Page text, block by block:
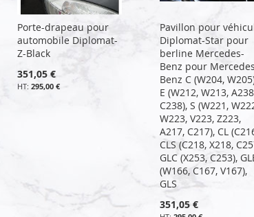
Porte-drapeau pour
automobile Diplomat-
Z-Black
351,05 €
295,00 €
Pavillon pour
Diplomat-Star pour
berline Mercedes-
Benz pour
Benz C (W204,
E (W212, W213,
C238), S (W221,
W223, V223, Z223,
A217, C217), CL
CLS (C218, X218,
GLC (X253, C253),
(W166, C167, V167),
GLS
351,05 €